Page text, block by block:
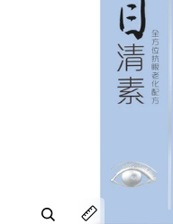
放大
放大